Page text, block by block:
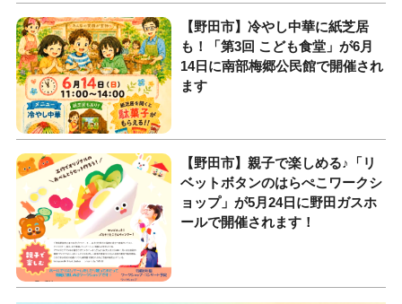
【野田市】冷やし中華に紙芝居
も！「第3回 こども食堂」が6月
14日に南部梅郷公民館で開催され
ます
【野田市】親子で楽しめる♪「リ
ベットボタンのはらぺこワークシ
ョップ」が5月24日に野田ガスホ
ールで開催されます！